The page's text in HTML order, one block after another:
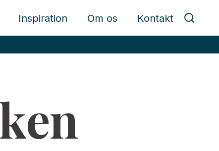
Inspiration Om os Kontakt